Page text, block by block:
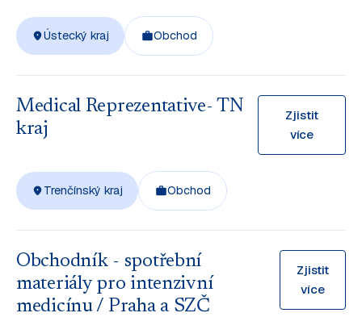
Ústecký kraj Obchod
Medical Reprezentative- TN
kraj
Zjistit
více
Trenčínský kraj Obchod
Obchodník - spotřební
materiály pro intenzivní
medicínu / Praha a SZČ
Zjistit
více